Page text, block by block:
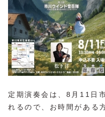
定期演奏会は、8月11日
れるので、お時間がある